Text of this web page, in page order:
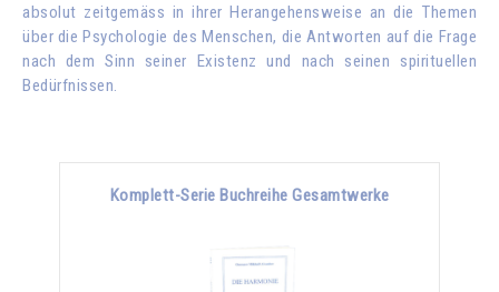
absolut zeitgemäss in ihrer Herangehensweise an die Themen
über die Psychologie des Menschen, die Antworten auf die Frage
nach dem Sinn seiner Existenz und nach seinen spirituellen
Bedürfnissen.
Komplett-Serie Buchreihe Gesamtwerke